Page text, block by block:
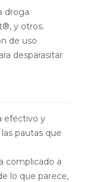
droga
y otros.
de uso
desparasitar
efectivo y
pautas que
complicado a
lo que parece,